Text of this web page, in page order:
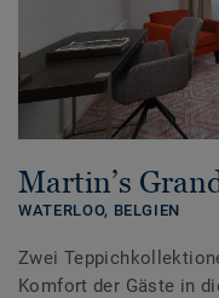
Martin’s
WATERLOO, BELGIEN
Zwei
Komfort der Gäste in